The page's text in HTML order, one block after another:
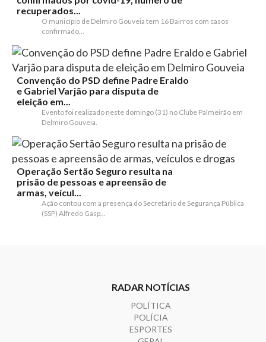
recuperados...
O município de Delmiro Gouveia tem 16 Bairros com casos
confirmado...
Convenção do PSD define Padre Eraldo
e Gabriel Varjão para disputa de
eleição em...
Evento foi realizado neste domingo (31) no Clube Palmeirão em
Delmiro Gouveia.
Operação Sertão Seguro resulta na
prisão de pessoas e apreensão de
armas, veícul...
Ação contou com a presença do Secretário de Segurança Pública
(SSP) Alfredo Gasp...
RADAR NOTÍCIAS
POLÍTICA
POLÍCIA
ESPORTES